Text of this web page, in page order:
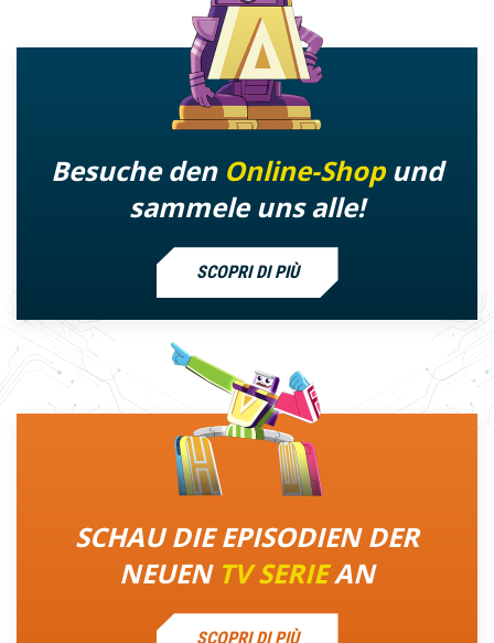
Besuche den Online-Shopund
sammele uns alle!
SCOPRI DI PIÙ
SCHAU DIE EPISODIEN DER
NEUEN TV SERIEAN
SCOPRI DI PIÙ